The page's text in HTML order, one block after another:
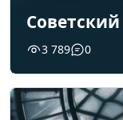
3 789 0